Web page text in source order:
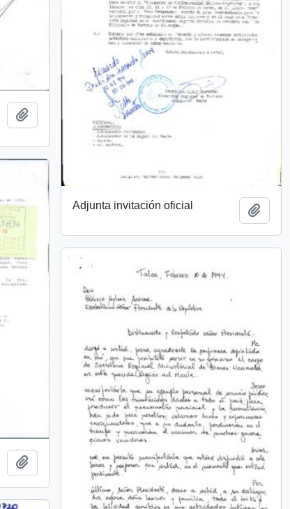
Añadir al portapapeles
Adjunta invitación oficial
Añadir al portapapeles